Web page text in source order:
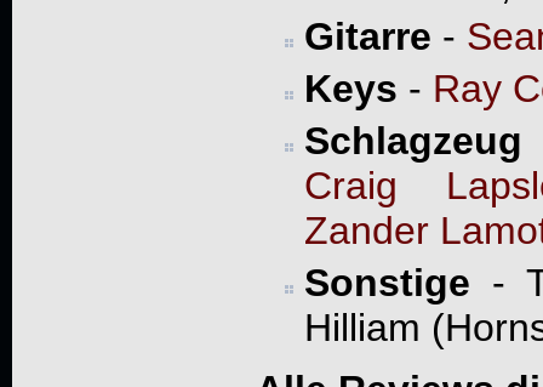
Gitarre -
Keys - Ray
Schlagzeug
Craig
Zander
Sonstige -
Hilliam